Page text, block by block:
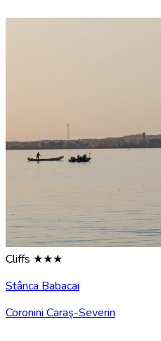
Cliffs ★★★
Stânca Babacai
Coronini Caraş-Severin